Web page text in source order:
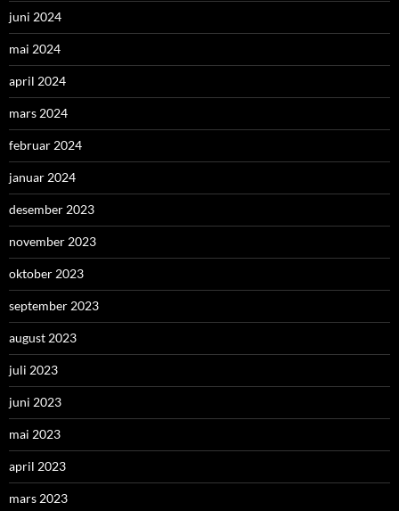
juni 2024
mai 2024
april 2024
mars 2024
februar 2024
januar 2024
desember 2023
november 2023
oktober 2023
september 2023
august 2023
juli 2023
juni 2023
mai 2023
april 2023
mars 2023